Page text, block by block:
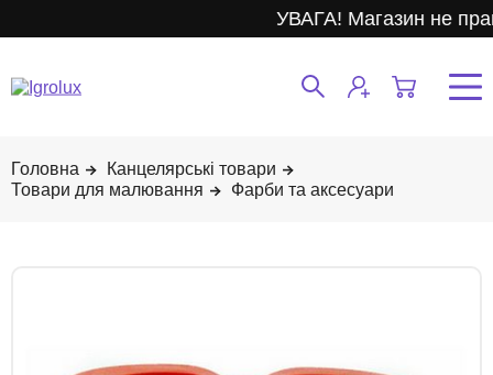
УВАГА! Магазин не
Канцелярські товари
Товари для малювання
Фарби та аксесуари